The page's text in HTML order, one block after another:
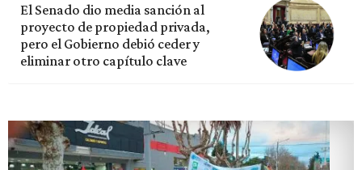
El Senado dio media sanción al
proyecto de propiedad privada,
pero el Gobierno debió ceder y
eliminar otro capítulo clave